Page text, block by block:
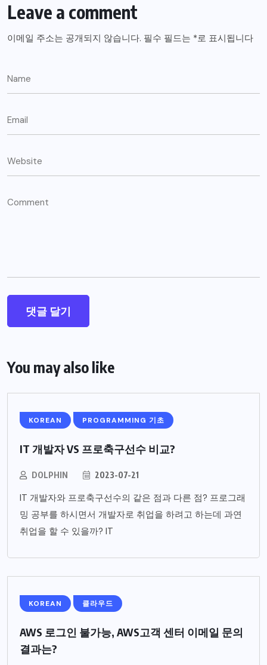
Leave a comment
이메일 주소는 공개되지 않습니다. 필수 필드는 *로 표시됩니다
You may also like
KOREAN PROGRAMMING 기초
IT 개발자 VS 프로축구선수 비교?
DOLPHIN 2023-07-21
IT 개발자와 프로축구선수의 같은 점과 다른 점? 프로그래
밍 공부를 하시면서 개발자로 취업을 하려고 하는데 과연
취업을 할 수 있을까? IT
KOREAN 클라우드
AWS 로그인 불가능, AWS고객 센터 이메일 문의
결과는?